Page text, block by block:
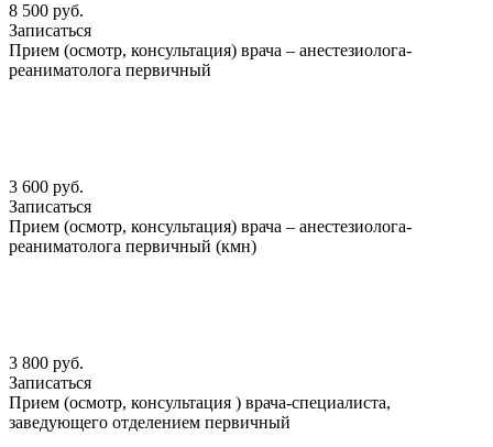
8 500 руб.
Записаться
Прием (осмотр, консультация) врача – анестезиолога-
реаниматолога первичный
3 600 руб.
Записаться
Прием (осмотр, консультация) врача – анестезиолога-
реаниматолога первичный (кмн)
3 800 руб.
Записаться
Прием (осмотр, консультация ) врача-специалиста,
заведующего отделением первичный